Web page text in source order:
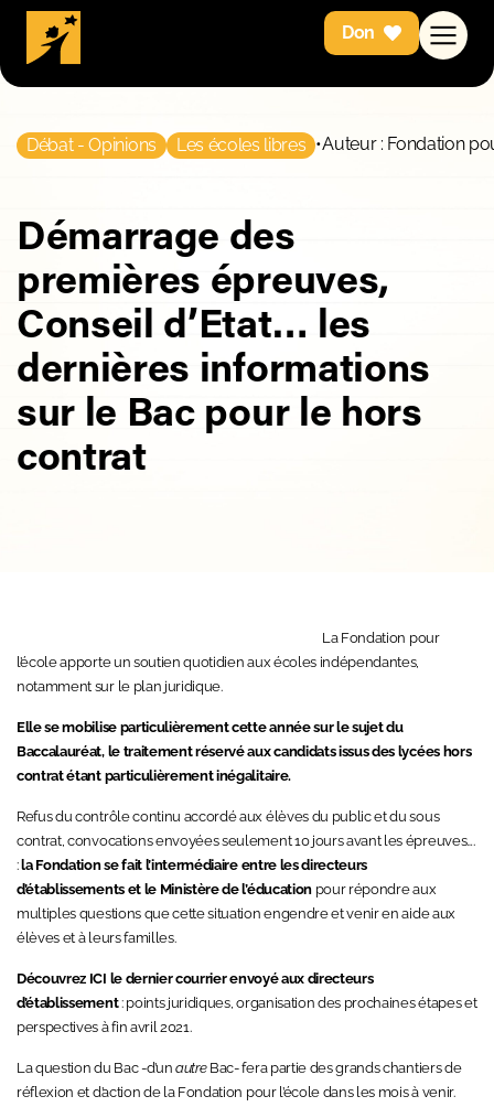
Don
Débat - Opinions Les écoles libres •Auteur : Fondation
Démarrage des
premières épreuves,
Conseil d’Etat… les
dernières informations
sur le Bac pour le hors
contrat
La Fondation pour
l’école apporte un soutien quotidien aux écoles indépendantes,
notamment sur le plan juridique.
Elle se mobilise particulièrement cette année sur le sujet du
Baccalauréat, le traitement réservé aux candidats issus des lycées hors
contrat étant particulièrement inégalitaire.
Refus du contrôle continu accordé aux élèves du public et du sous
contrat, convocations envoyées seulement 10 jours avant les épreuves….
:la Fondation se fait l’intermédiaire entre les directeurs
d’établissements et le Ministère de l’éducationpour répondre aux
multiples questions que cette situation engendre et venir en aide aux
élèves et à leurs familles.
Découvrez ICI lederniercourrier envoyé aux directeurs
d’établissement: points juridiques, organisation des prochaines étapes et
perspectives à fin avril 2021.
La question du Bac -d’unautreBac- fera partie des grands chantiers de
réflexion et d’action de la Fondation pour l’école dans les mois à venir.